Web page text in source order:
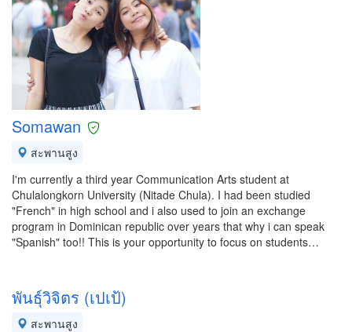
Somawan
สะพานสูง
I'm currently a third year Communication Arts student at
Chulalongkorn University (Nitade Chula). I had been studied
"French" in high school and i also used to join an exchange
program in Dominican republic over years that why i can speak
"Spanish" too!! This is your opportunity to focus on students…
พันธุ์วิจิตร (เปเป้)
สะพานสูง